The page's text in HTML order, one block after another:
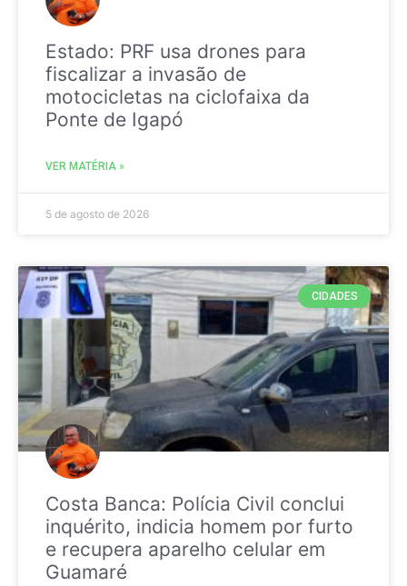
Estado: PRF usa drones para
fiscalizar a invasão de
motocicletas na ciclofaixa da
Ponte de Igapó
VER MATÉRIA »
5 de agosto de 2026
CIDADES
Costa Banca: Polícia Civil conclui
inquérito, indicia homem por furto
e recupera aparelho celular em
Guamaré